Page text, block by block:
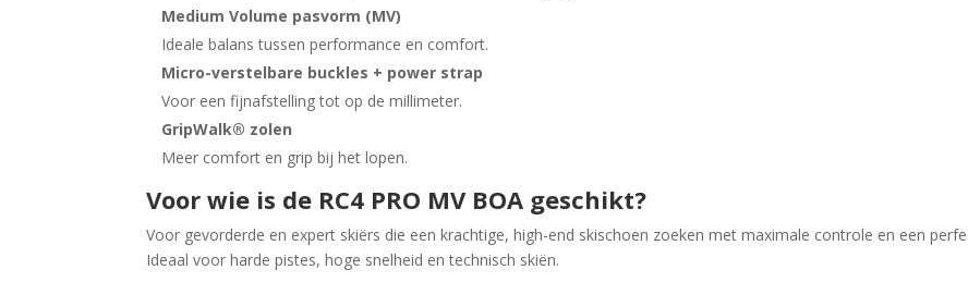
Medium Volume pasvorm (MV)
Ideale balans tussen performance en comfort.
Micro-verstelbare buckles + power strap
Voor een fijnafstelling tot op de millimeter.
GripWalk® zolen
Meer comfort en grip bij het lopen.
Voor wie is de RC4 PRO MV BOA geschikt?
Voor gevorderde en expert skiërs die een krachtige, high-end skischoen zoeken met maximale controle en een
Ideaal voor harde pistes, hoge snelheid en technisch skiën.